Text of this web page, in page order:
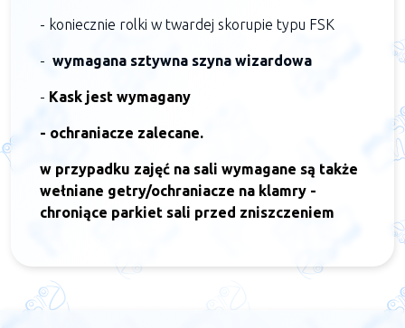
- koniecznie rolki w twardej skorupie typu FSK
- wymagana sztywna szyna wizardowa
- Kask jest wymagany
- ochraniacze zalecane.
w przypadku zajęć na sali wymagane są także
wełniane getry/ochraniacze na klamry -
chroniące parkiet sali przed zniszczeniem